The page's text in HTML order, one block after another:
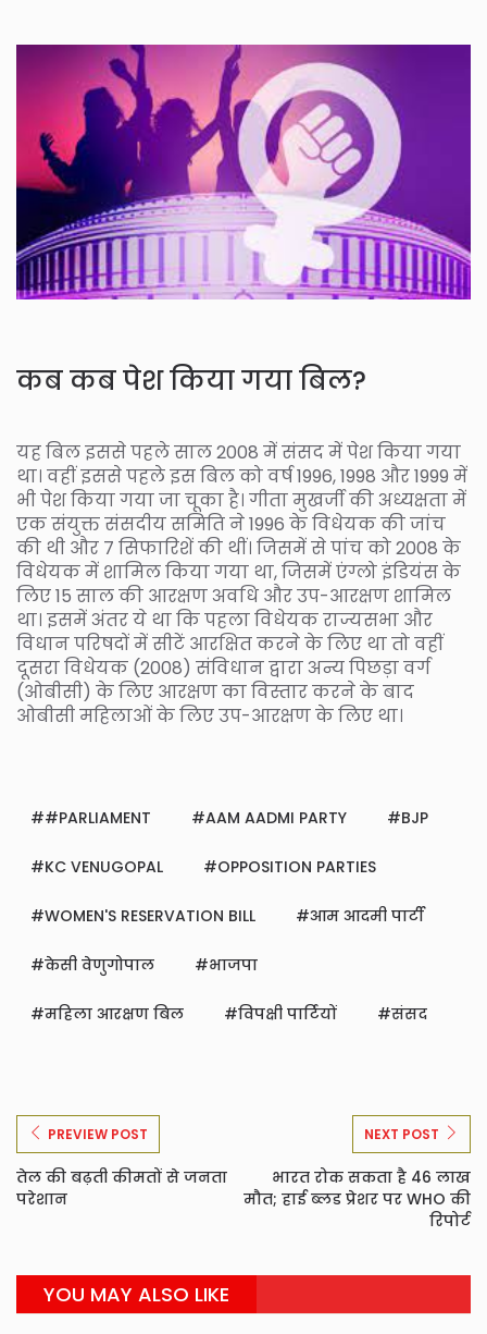
कब कब पेश किया गया बिल?
यह बिल इससे पहले साल 2008 में संसद में पेश किया गया
था। वहीं इससे पहले इस बिल को वर्ष 1996, 1998 और 1999 में
भी पेश किया गया जा चूका है। गीता मुखर्जी की अध्यक्षता में
एक संयुक्त संसदीय समिति ने 1996 के विधेयक की जांच
की थी और 7 सिफारिशें की थीं। जिसमें से पांच को 2008 के
विधेयक में शामिल किया गया था, जिसमें एंग्लो इंडियंस के
लिए 15 साल की आरक्षण अवधि और उप-आरक्षण शामिल
था। इसमें अंतर ये था कि पहला विधेयक राज्यसभा और
विधान परिषदों में सीटें आरक्षित करने के लिए था तो वहीं
दूसरा विधेयक (2008) संविधान द्वारा अन्य पिछड़ा वर्ग
(ओबीसी) के लिए आरक्षण का विस्तार करने के बाद
ओबीसी महिलाओं के लिए उप-आरक्षण के लिए था।
#PARLIAMENT AAM AADMI PARTY BJP
KC VENUGOPAL OPPOSITION PARTIES
WOMEN'S RESERVATION BILL आम आदमी पार्टी
केसी वेणुगोपाल भाजपा
महिला आरक्षण बिल विपक्षी पार्टियों संसद
PREVIEW POST
तेल की बढ़ती कीमतों से जनता
परेशान
NEXT POST
भारत रोक सकता है 46 लाख
मौत; हाई ब्लड प्रेशर पर WHO की
रिपोर्ट
YOU MAY ALSO LIKE